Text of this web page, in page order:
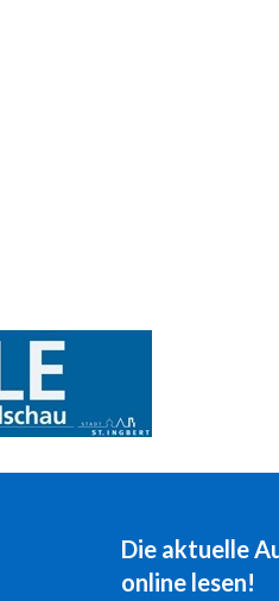
Die aktuelle
online lesen!